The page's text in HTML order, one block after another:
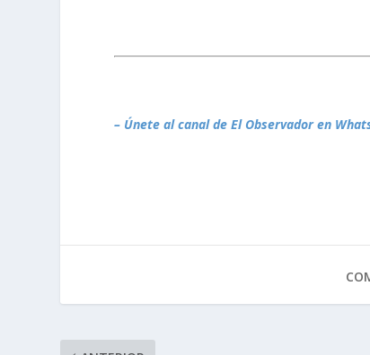
– Únete al canal de El Observador en